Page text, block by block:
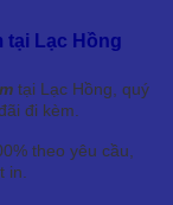
tại Lạc Hồng
tại Lạc Hồng, quý
đi kèm.
theo yêu cầu,
in.